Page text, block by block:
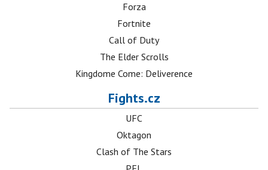
Forza
Fortnite
Call of Duty
The Elder Scrolls
Kingdome Come: Deliverence
Fights.cz
UFC
Oktagon
Clash of The Stars